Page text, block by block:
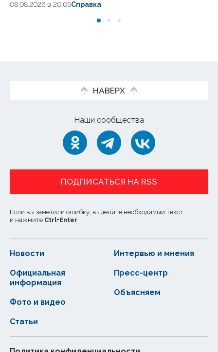
08.08.2026 в 20:05Справка
НАВЕРХ
Наши сообщества
ПОДПИСАТЬСЯ НА RSS
Если вы заметили ошибку, выделите необходимый текст
и нажмите Ctrl+Enter
Новости
Статьи
Официальная
информация
Интервью и мнения
Фото и видео
Пресс-центр
Объясняем